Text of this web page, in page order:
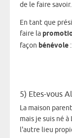
de le faire savoir.
En tant que
faire la
façon bénévole
5) Etes-vous
La maison
mais je suis né
l'autre lieu